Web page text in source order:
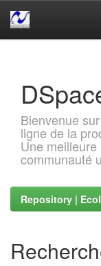
Bienvenue
ligne de la
Une
communauté
Repository |